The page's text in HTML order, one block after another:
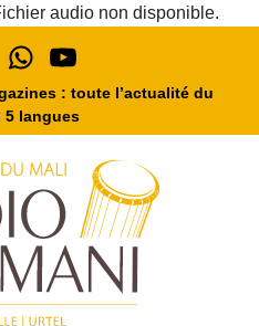
audio non disponible.
: toute l’actualité du
5 langues